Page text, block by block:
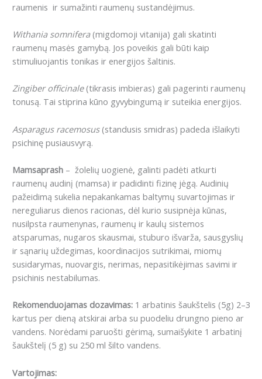
raumenis ir sumažinti raumenų sustandėjimus.
Withania somnifera(migdomoji vitanija) gali skatinti
raumenų masės gamybą. Jos poveikis gali būti kaip
stimuliuojantis tonikas ir energijos šaltinis.
Zingiber officinale(tikrasis imbieras) gali pagerinti raumenų
tonusą. Tai stiprina kūno gyvybingumą ir suteikia energijos.
Asparagus racemosus(standusis smidras) padeda išlaikyti
psichinę pusiausvyrą.
Mamsaprash – žolelių uogienė, galinti padėti atkurti
raumenų audinį (mamsa) ir padidinti fizinę jėgą. Audinių
pažeidimą sukelia nepakankamas baltymų suvartojimas ir
nereguliarus dienos racionas, dėl kurio susipnėja kūnas,
nusilpsta raumenynas, raumenų ir kaulų sistemos
atsparumas, nugaros skausmai, stuburo išvarža, sausgyslių
ir sąnarių uždegimas, koordinacijos sutrikimai, miomų
susidarymas, nuovargis, nerimas, nepasitikėjimas savimi ir
psichinis nestabilumas.
Rekomenduojamas dozavimas: 1 arbatinis šaukštelis (5g) 2–3
kartus per dieną atskirai arba su puodeliu drungno pieno ar
vandens. Norėdami paruošti gėrimą, sumaišykite 1 arbatinį
šaukštelį (5 g) su 250 ml šilto vandens.
Vartojimas: